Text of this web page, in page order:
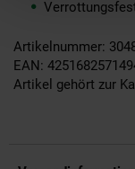
Artikelnummer:
EAN:
Artikel gehört zur